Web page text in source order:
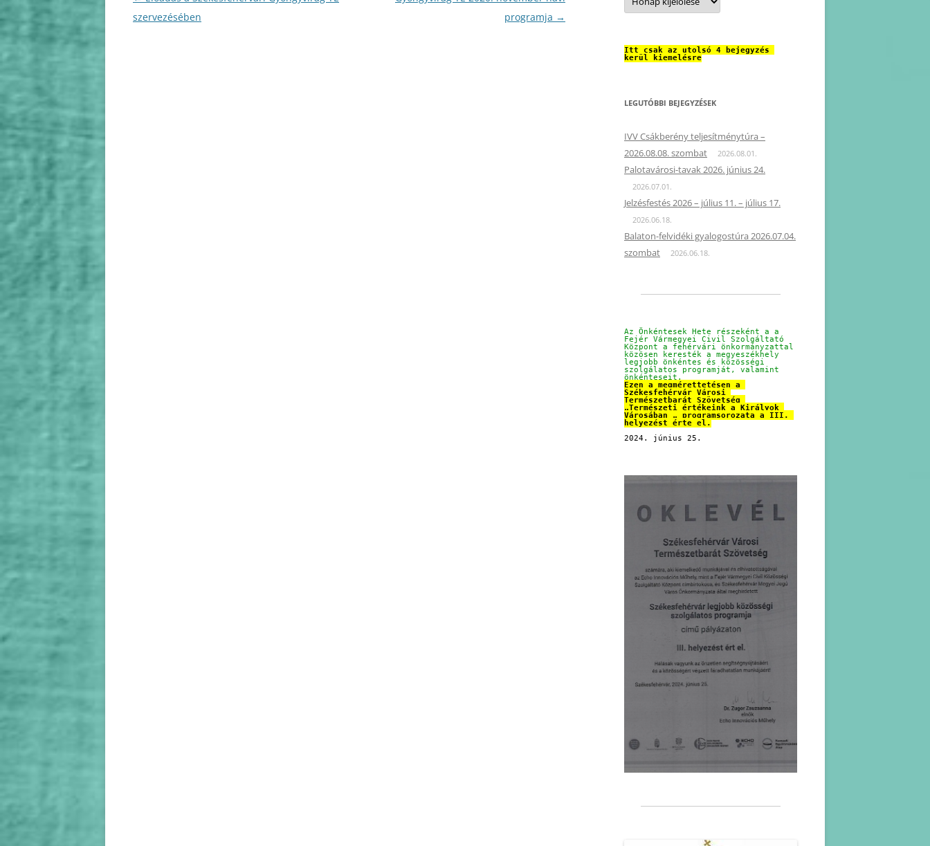
navigáció
szervezésében
programja →
Itt csak az utolsó 4 bejegyzés
kerül kiemelésre
LEGUTÓBBI BEJEGYZÉSEK
IVV Csákberény teljesítménytúra –
2026.08.08. szombat
2026.08.01.
Palotavárosi-tavak 2026. június 24.
2026.07.01.
Jelzésfestés 2026 – július 11. – július 17.
2026.06.18.
Balaton-felvidéki gyalogostúra 2026.07.04.
szombat
2026.06.18.
Az Önkéntesek Hete részeként a a
Fejér Vármegyei Civil Szolgáltató
Központ a fehérvári önkormányzattal
közösen keresték a megyeszékhely
legjobb önkéntes és közösségi
szolgálatos programját, valamint
önkénteseit.
Ezen a megmérettetésen a
Székesfehérvár Városi
Természetbarát Szövetség
„Természeti értékeink a Királyok
Városában „ programsorozata a III.
helyezést érte el.
2024. június 25.